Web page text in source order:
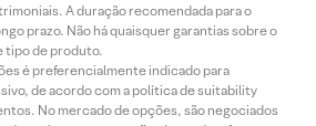
A duração recomendada para o
prazo. Não há quaisquer garantias sobre o
tipo de produto.
é preferencialmente indicado para
de acordo com a política de suitability
No mercado de opções, são negociados